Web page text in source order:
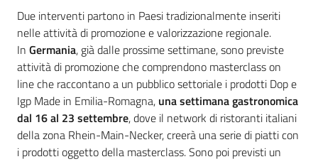
Due interventi partono in Paesi tradizionalmente inseriti
nelle attività di promozione e valorizzazione regionale.
In Germania, già dalle prossime settimane, sono previste
attività di promozione che comprendono masterclass on
line che raccontano a un pubblico settoriale i prodotti Dop e
Igp Made in Emilia-Romagna, una settimana gastronomica
dal 16 al 23 settembre, dove il network di ristoranti italiani
della zona Rhein-Main-Necker, creerà una serie di piatti con
i prodotti oggetto della masterclass. Sono poi previsti un